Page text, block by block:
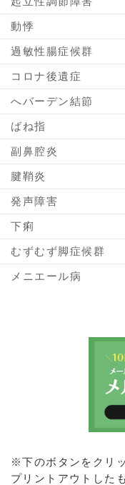
動悸
過敏性腸症候群
コロナ後遺症
へバーデン結節
ばね指
副鼻腔炎
腱鞘炎
発声障害
下痢
むずむず脚症候群
メニエール病
※下のボタンをクリ
プリントアウトした